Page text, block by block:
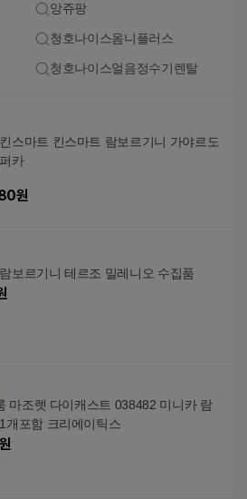
앙쥬팡
청호나이스옴니플러스
청호나이스얼음정수기렌탈
스마트 킨스마트 람보르기니 가야르도
카
원
보르기니 테르조 밀레니오 수집품
마조렛 다이캐스트 038482 미니카 람
개포함 크리에이틱스
원